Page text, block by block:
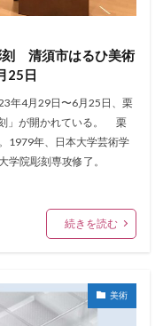
清須市はるひ美術
25日
年4月29日〜6月25日、栗
刻」が開かれている。 栗
1979年、日本大学芸術学
学院彫刻専攻修了。
続きを読む
美術